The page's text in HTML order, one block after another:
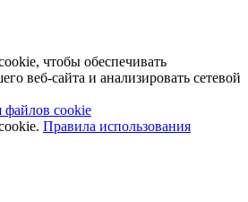
чтобы обеспечивать
веб-сайта и анализировать сетевой
файлов cookie
Правила использования